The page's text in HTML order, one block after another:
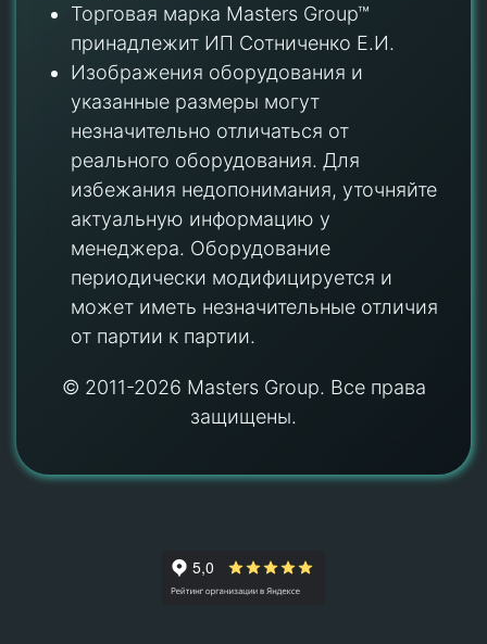
Торговая марка Masters Group™
принадлежит ИП Сотниченко Е.И.
Изображения оборудования и
указанные размеры могут
незначительно отличаться от
реального оборудования. Для
избежания недопонимания, уточняйте
актуальную информацию у
менеджера. Оборудование
периодически модифицируется и
может иметь незначительные отличия
от партии к партии.
© 2011-2026 Masters Group. Все права
защищены.